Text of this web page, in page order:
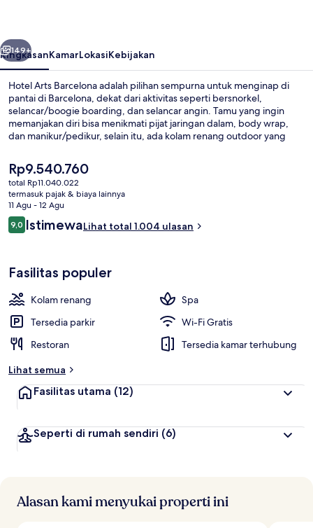
Berikutnya
149+
RingkasanKamarLokasiKebijakan
Hotel Arts Barcelona adalah pilihan sempurna untuk menginap di
pantai di Barcelona, dekat dari aktivitas seperti bersnorkel,
selancar/boogie boarding, dan selancar angin. Tamu yang ingin
memanjakan diri bisa menikmati pijat jaringan dalam, body wrap,
dan manikur/pedikur, selain itu, ada kolam renang outdoor yang
merupakan salah satu 4 restoran yang melayani makan malam.
Fasilitas marina, bar/lounge, dan pusat kebugaran 24 jam adalah
keunggulan lain di hotel mewah ini. . Para traveler menyukai staf.
Properti ini berada dekat dengan transportasi umum: Stasiun
Ciutadella-Vila Olimpica berjarak 4 menit dan Pemberhentian Trem
Wellington-UPF berjarak 11 menit.
Harga
saat
ini
Rp9.540.760
Rp9.540.760
total Rp11.040.022
termasuk pajak & biaya lainnya
11 Agu - 12 Agu
Ulasan
9,09,0 dari 10
IstimewaLihat total 1.004 ulasan
Fasilitas populer
Kolam renang
Spa
Tersedia parkir
Wi-Fi Gratis
Restoran
Tersedia kamar terhubung
Lihat semua
Fasilitas utama (12)
Seperti di rumah sendiri (6)
Alasan kami menyukai properti ini